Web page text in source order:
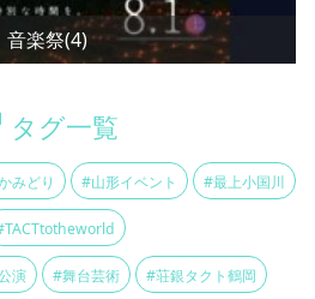
音楽祭(4)
タグ一覧
みどり #山形イベント #最上小国川
演 #舞台芸術 #荘銀タクト鶴岡